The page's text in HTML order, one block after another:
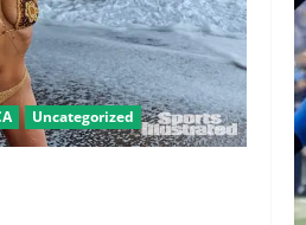
Uncategorized